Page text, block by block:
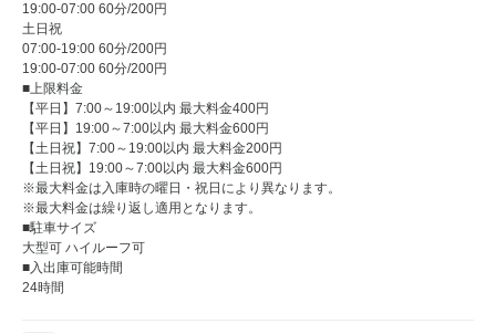
19:00-07:00 60分/200円
土日祝
07:00-19:00 60分/200円
19:00-07:00 60分/200円
■上限料金
【平日】7:00～19:00以内 最大料金400円
【平日】19:00～7:00以内 最大料金600円
【土日祝】7:00～19:00以内 最大料金200円
【土日祝】19:00～7:00以内 最大料金600円
※最大料金は入庫時の曜日・祝日により異なります。
※最大料金は繰り返し適用となります。
■駐車サイズ
大型可 ハイルーフ可
■入出庫可能時間
24時間